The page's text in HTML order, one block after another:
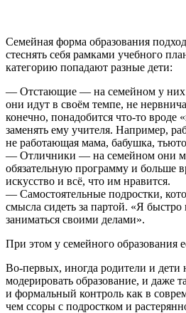
Семейная форма образования
стеснять себя рамками учебного
категорию попадают разные дети:
— Отстающие — на семейном у них
они идут в своём темпе, не
конечно, понадобится что-то вроде
заменять ему учителя. Например,
не работающая мама, бабушка,
— Отличники — на семейном они
обязательную программу и больше
искусство и всё, что им нравится.
— Самостоятельные подростки,
смысла сидеть за партой. «Я
заниматься своими делами».
При этом у семейного образования
Во-первых, иногда родители и дети
модерировать образование, и даже
и формальный контроль как в
чем ссоры с подростком и